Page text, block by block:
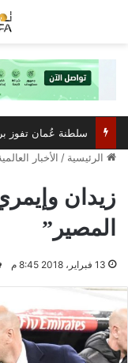
الرئيسية / الأخبار
زيدان
المصير”
13 فبراير، 2018 8:45 م